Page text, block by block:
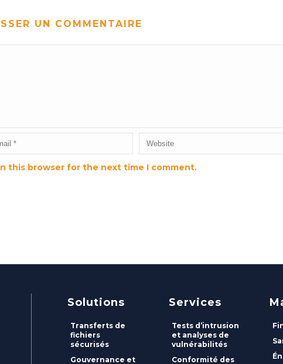
UN COMMENTAIRE
this browser for the next time I comment.
Solutions
Transferts de
fichiers
sécurisés
Gouvernance et
Services
Tests d’intrusion
et analyses de
vulnérabilités
Conformité des